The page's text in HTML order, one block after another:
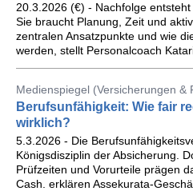
20.3.2026 (€) - Nachfolge entsteht
Sie braucht Planung, Zeit und
zentralen Ansatzpunkte und wie
werden, stellt Personalcoach
Medienspiegel (Versicherungen &
Berufsunfähigkeit: Wie fair
wirklich?
5.3.2026 - Die
Königsdisziplin der Absicherung.
Prüfzeiten und Vorurteile prägen
Cash. erklären Assekurata-